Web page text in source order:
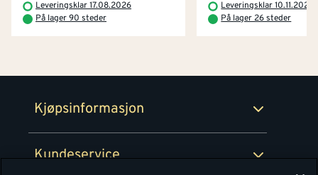
Leveringsklar 17.08.2026
På lager 90 steder
Leveringsklar 10.11.2026
På lager 26 steder
Kjøpsinformasjon
Retur- og angrerettsskjema
Kundeservice
Prismatch
Personvern